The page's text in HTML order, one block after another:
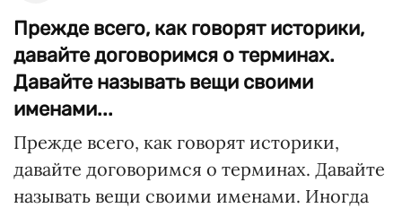
Прежде всего, как говорят историки,
давайте договоримся о терминах.
Давайте называть вещи своими
именами...
Прежде всего, как говорят историки,
давайте договоримся о терминах. Давайте
называть вещи своими именами. Иногда